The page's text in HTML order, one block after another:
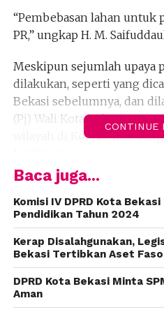
“Pembebasan lahan
PR,” ungkap H. M.
Meskipun sejumlah upaya
dilakukan, seperti yang
Bekasi sebelumnya, dan
(Pj) Wali Kota Bekasi saat
wilayah di Kota Bekasi
H. M. Saifuddaulah
Jatimakmur, yang jika
dapat mengurangi risiko
termasuk Jatiwaringin dan
Pemerintah Kota Bekasi,
Saifuddaulah, harus segera
program pengendalian
CONTINUE
Baca juga...
Komisi IV DPRD Kota
Pendidikan Tahun 2024
Kerap Disalahgunakan,
Bekasi Tertibkan Aset
DPRD Kota Bekasi Minta
Aman